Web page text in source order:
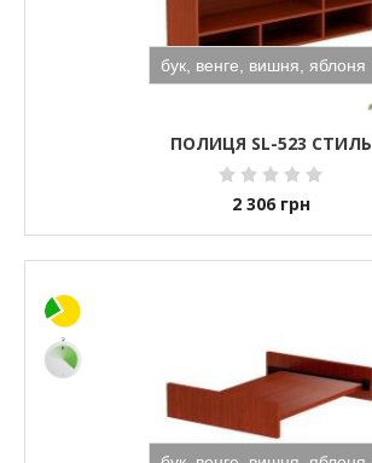
ПОЛИЦЯ SL-523 СТИЛЬ
2 306 грн